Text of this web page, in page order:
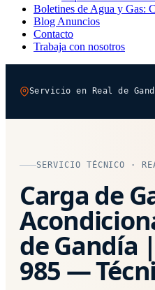
Boletines de Agua y Gas:
Blog Anuncios
Contacto
Trabaja con nosotros
Servicio en Real de
SERVICIO TÉCNICO ·
Carga de
de Gandía
985 —